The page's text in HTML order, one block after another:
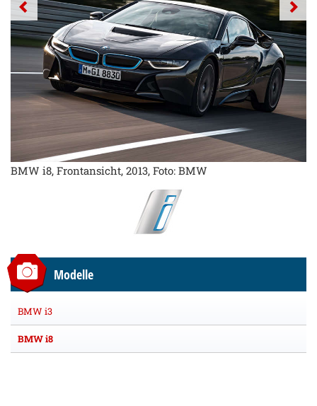
BMW i8, Frontansicht, 2013, Foto: BMW
Modelle
BMW i3
BMW i8